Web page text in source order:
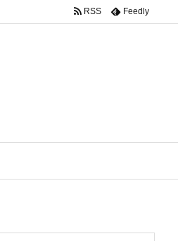
RSS Feedly